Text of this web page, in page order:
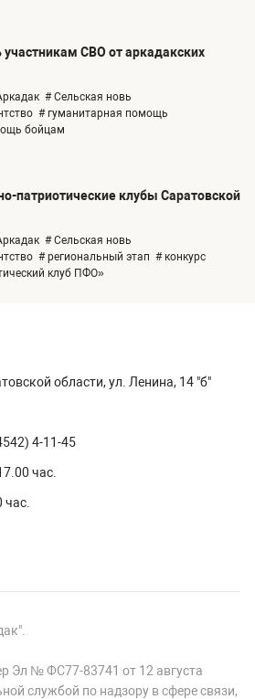
СВО от аркадакских
# Сельская новь
# гуманитарная помощь
бойцам
патриотические клубы Саратовской
# Сельская новь
# региональный этап # конкурс
клуб ПФО»
области, ул. Ленина, 14 "б"
4-11-45
час.
Эл № ФС77-83741 от 12 августа
службой по надзору в сфере связи,